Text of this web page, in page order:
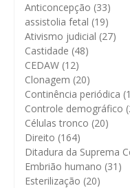
Anticoncepção (33)
assistolia fetal (19)
Ativismo judicial (27)
Castidade (48)
CEDAW (12)
Clonagem (20)
Continência periódica
Controle demográfico
Células tronco (20)
Direito (164)
Ditadura da Suprema
Embrião humano (31)
Esterilização (20)